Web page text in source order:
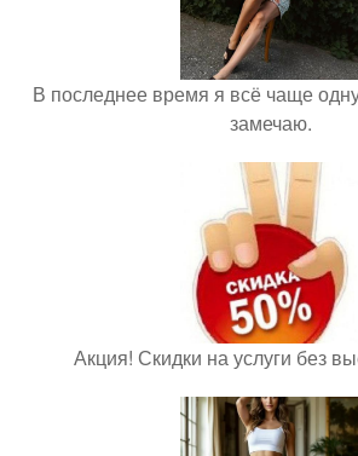
В последнее время я всё чаще
замечаю.
Акция! Скидки на услуги без